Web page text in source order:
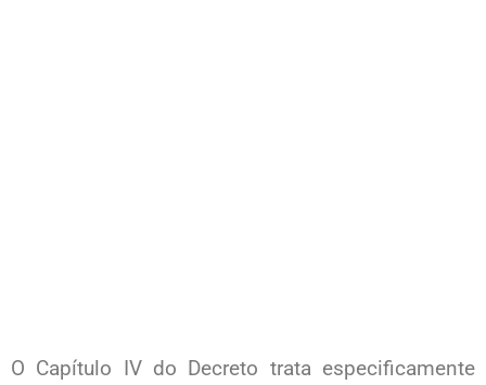
O Capítulo IV do Decreto trata especificamente